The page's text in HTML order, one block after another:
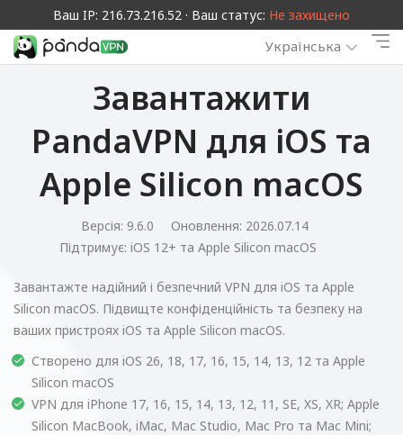
Ваш IP: 216.73.216.52 · Ваш статус: Не захищено
Українська
Завантажити
PandaVPN для iOS та
Apple Silicon macOS
Версія: 9.6.0
Оновлення: 2026.07.14
Підтримує: iOS 12+ та Apple Silicon macOS
Завантажте надійний і безпечний VPN для iOS та Apple
Silicon macOS. Підвищте конфіденційність та безпеку на
ваших пристроях iOS та Apple Silicon macOS.
Створено для iOS 26, 18, 17, 16, 15, 14, 13, 12 та Apple
Silicon macOS
VPN для iPhone 17, 16, 15, 14, 13, 12, 11, SE, XS, XR; Apple
Silicon MacBook, iMac, Mac Studio, Mac Pro та Mac Mini;